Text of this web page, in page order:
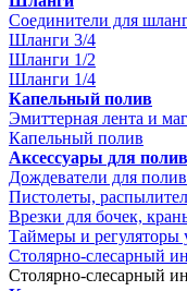
Соединители для
Шланги 3/4
Шланги 1/2
Шланги 1/4
Капельный полив
Эмиттерная лента и
Капельный полив
Аксессуары для
Дождеватели для
Пистолеты,
Врезки для бочек,
Таймеры и регуляторы
Столярно-слесарный
Столярно-слесарный